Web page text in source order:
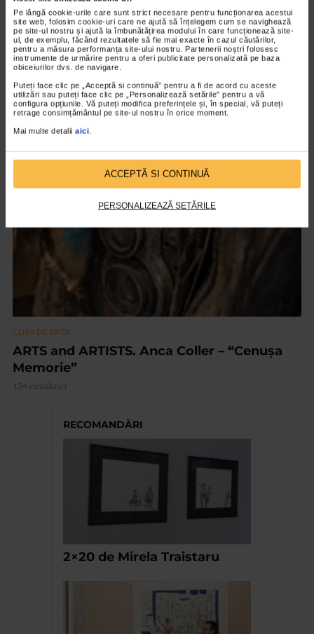
Pe lângă cookie-urile care sunt strict necesare pentru funcționarea acestui
site web, folosim cookie-uri care ne ajută să înțelegem cum se navighează
pe site-ul nostru și ajută la îmbunătățirea modului în care funcționează site-
ul, de exemplu, făcând rezultatele să fie mai exacte în cazul căutărilor,
pentru a măsura performanța site-ului nostru. Partenerii noștri folosesc
instrumente de urmărire pentru a oferi publicitate personalizată pe baza
obiceiurilor dvs. de navigare.
Puteți face clic pe „Acceptă si continuă” pentru a fi de acord cu aceste
utilizări sau puteți face clic pe „Personalizează setările” pentru a vă
configura opțiunile. Vă puteți modifica preferințele și, în special, vă puteți
retrage consimțământul pe site-ul nostru în orice moment.
Mai multe detalii aici.
ACCEPTĂ SI CONTINUĂ
PERSONALIZEAZĂ SETĂRILE
CLIPA DE ARTA
Nicolae Tonitza – Pictor al copiilor
140 vizualizari
CLIPA DE ARTA
ARTS and ARTISTS. Anca Coller – “Cenușa
Memorie”
154 vizualizari
RECOMANDĂRI
2×20 de Mirela Traistaru